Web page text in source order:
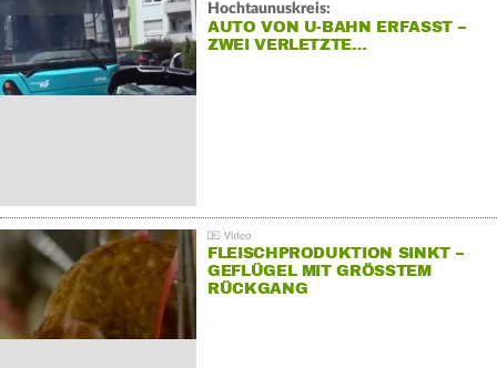
Hochtaunuskreis:
AUTO VON U-BAHN ERFASST –
ZWEI VERLETZTE…
FLEISCHPRODUKTION SINKT –
GEFLÜGEL MIT GRÖSSTEM R
ÜCKGANG